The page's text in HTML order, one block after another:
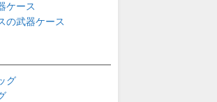
ケース
の武器ケース
グ